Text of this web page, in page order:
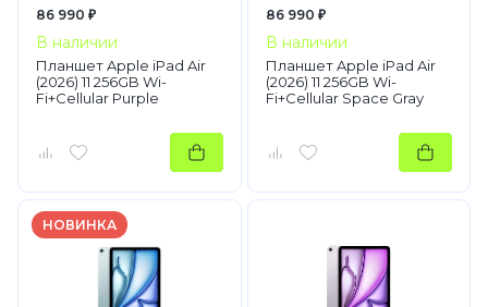
86 990 ₽
В наличии
Планшет Apple iPad Air
(2026) 11 256GB Wi-
Fi+Cellular Purple
86 990 ₽
В наличии
Планшет Apple iPad Air
(2026) 11 256GB Wi-
Fi+Cellular Space Gray
НОВИНКА